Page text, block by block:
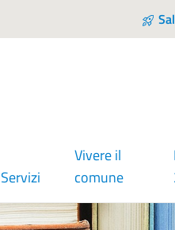
Servizi
Vivere il
comune